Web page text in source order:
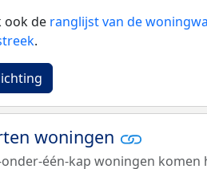
ook de ranglijst van de
.
woningen
onder-één-kap woningen